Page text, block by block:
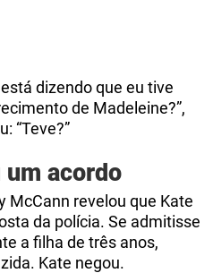
dizendo que eu tive
de Madeleine?”,
“Teve?”
acordo
McCann revelou que Kate
da polícia. Se admitisse
a filha de três anos,
Kate negou.